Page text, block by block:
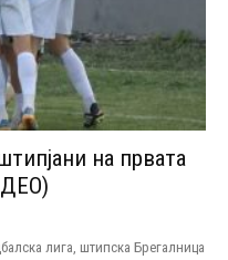
на првата
лига, штипска Брегалница